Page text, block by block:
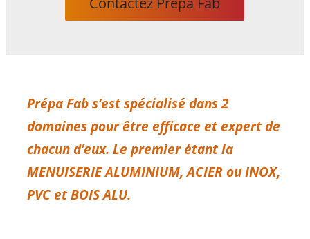
CONTACT
Prépa Fab s’est spécialisé dans 2
domaines pour être efficace et expert de
chacun d’eux. Le premier étant la
MENUISERIE ALUMINIUM, ACIER ou INOX,
PVC et BOIS ALU.